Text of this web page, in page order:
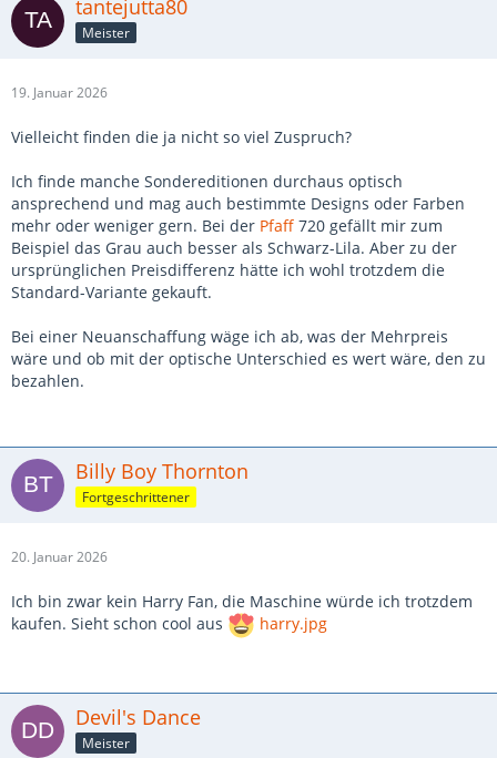
tantejutta80
Meister
19. Januar 2026
Vielleicht finden die ja nicht so viel Zuspruch?
Ich finde manche Sondereditionen durchaus optisch
ansprechend und mag auch bestimmte Designs oder Farben
mehr oder weniger gern. Bei der Pfaff 720 gefällt mir zum
Beispiel das Grau auch besser als Schwarz-Lila. Aber zu der
ursprünglichen Preisdifferenz hätte ich wohl trotzdem die
Standard-Variante gekauft.
Bei einer Neuanschaffung wäge ich ab, was der Mehrpreis
wäre und ob mit der optische Unterschied es wert wäre, den zu
bezahlen.
Billy Boy Thornton
Fortgeschrittener
20. Januar 2026
Ich bin zwar kein Harry Fan, die Maschine würde ich trotzdem
kaufen. Sieht schon cool aus
harry.jpg
Devil's Dance
Meister